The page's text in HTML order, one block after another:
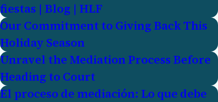
fiestas | Blog | HLF
Our Commitment to Giving Back This
Holiday Season
Unravel the Mediation Process Before
Heading to Court
El proceso de mediación: Lo que debe